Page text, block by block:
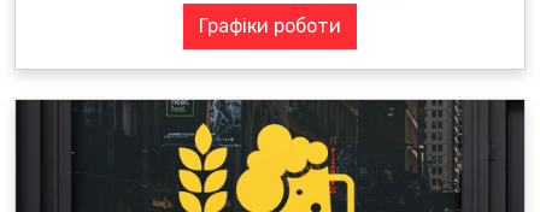
Графіки роботи